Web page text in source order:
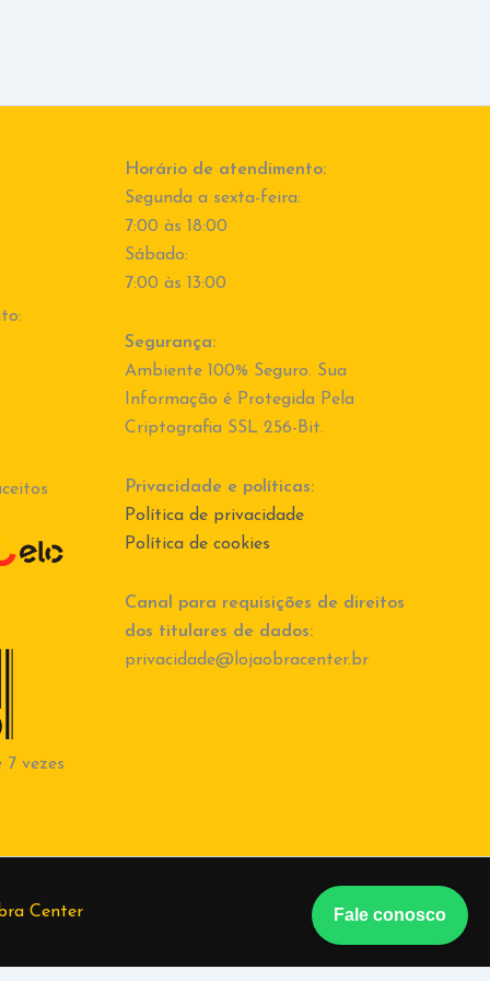
vezes
Horário de atendimento:
Segunda a sexta-feira:
7:00 às 18:00
Sábado:
7:00 às 13:00
Segurança:
Ambiente 100% Seguro. Sua
Informação é Protegida Pela
Criptografia SSL 256-Bit.
Privacidade e políticas:
Política de privacidade
Política de cookies
Canal para requisições de direitos
dos titulares de dados:
privacidade@lojaobracenter.br
Fale conosco
Center